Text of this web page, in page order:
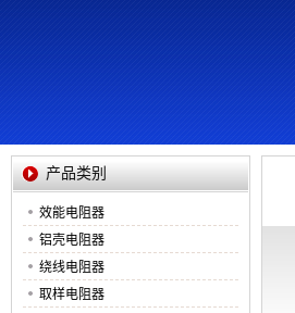
产品类别
效能电阻器
铝壳电阻器
绕线电阻器
取样电阻器